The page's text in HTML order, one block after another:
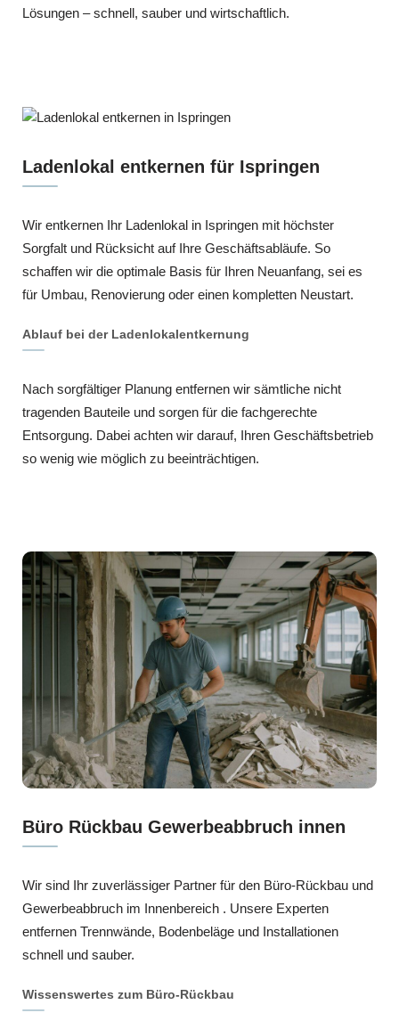
Lösungen – schnell, sauber und wirtschaftlich.
Ladenlokal entkernen für Ispringen
Wir entkernen Ihr Ladenlokal in Ispringen mit höchster
Sorgfalt und Rücksicht auf Ihre Geschäftsabläufe. So
schaffen wir die optimale Basis für Ihren Neuanfang, sei es
für Umbau, Renovierung oder einen kompletten Neustart.
Ablauf bei der Ladenlokalentkernung
Nach sorgfältiger Planung entfernen wir sämtliche nicht
tragenden Bauteile und sorgen für die fachgerechte
Entsorgung. Dabei achten wir darauf, Ihren Geschäftsbetrieb
so wenig wie möglich zu beeinträchtigen.
Büro Rückbau Gewerbeabbruch innen
Wir sind Ihr zuverlässiger Partner für den Büro-Rückbau und
Gewerbeabbruch im Innenbereich . Unsere Experten
entfernen Trennwände, Bodenbeläge und Installationen
schnell und sauber.
Wissenswertes zum Büro-Rückbau